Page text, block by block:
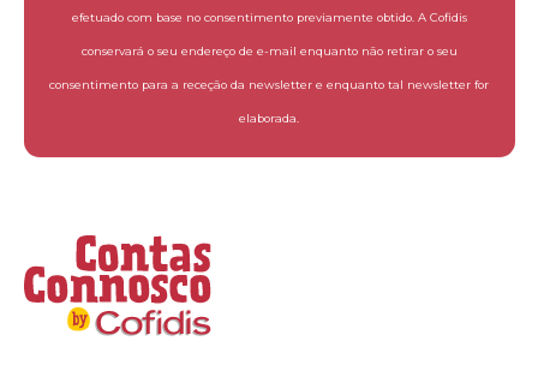
efetuado com base no consentimento previamente obtido. A Cofidis
conservará o seu endereço de e-mail enquanto não retirar o seu
consentimento para a receção da newsletter e enquanto tal newsletter for
elaborada.